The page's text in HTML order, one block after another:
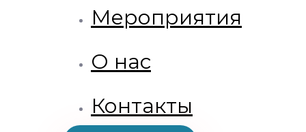
Мероприятия
О нас
Контакты